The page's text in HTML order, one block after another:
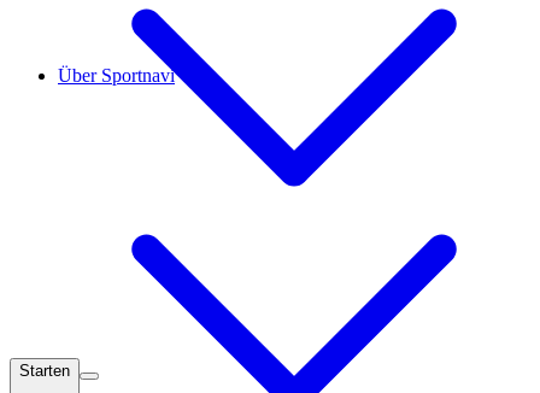
Starten
Über Sportnavi